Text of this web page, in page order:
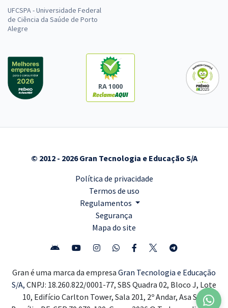
UFCSPA - Universidade Federal
de Ciência da Saúde de Porto
Alegre
RA 1000
© 2012 - 2026 Gran Tecnologia e Educação S/A
Política de privacidade
Termos de uso
Regulamentos
Segurança
Mapa do site
Gran é uma marca da empresa Gran Tecnologia e Educação
S/A, CNPJ: 18.260.822/0001-77, SBS Quadra 02, Bloco J, Lote
10, Edifício Carlton Tower, Sala 201, 2º Andar, Asa Sul,